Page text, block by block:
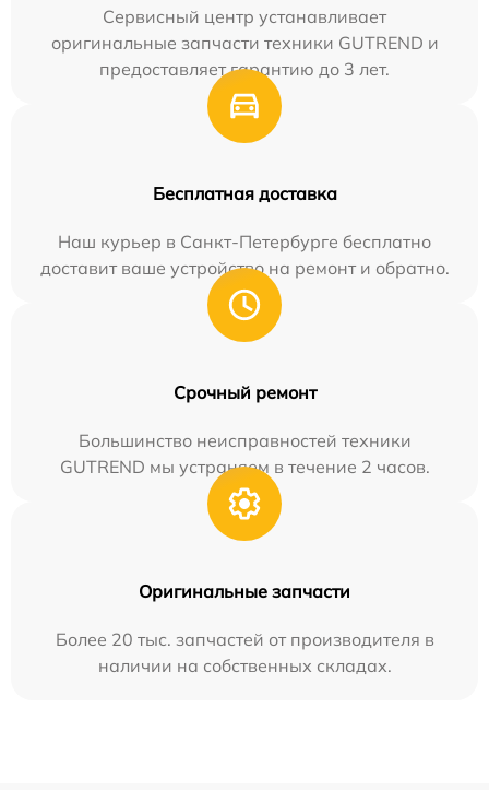
Сервисный центр устанавливает
оригинальные запчасти техники GUTREND и
предоставляет гарантию до 3 лет.
Бесплатная доставка
Наш курьер в Санкт-Петербурге бесплатно
доставит ваше устройство на ремонт и обратно.
Срочный ремонт
Большинство неисправностей техники
GUTREND мы устраняем в течение 2 часов.
Оригинальные запчасти
Более 20 тыс. запчастей от производителя в
наличии на собственных складах.